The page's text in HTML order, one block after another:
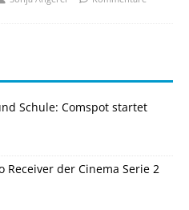
Schule: Comspot startet
der Cinema Serie 2